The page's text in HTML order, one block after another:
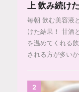
上 飲み続け
毎朝 飲む美容液
けた結果！ 甘酒
を温めてくれる
される方が多い
2